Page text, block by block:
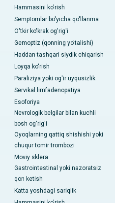
Hammasini ko'rish
Semptomlar bo'yicha qo'llanma
O'tkir ko'krak og'rig'i
Gemoptiz (qonning yo'talishi)
Haddan tashqari siydik chiqarish
Loyqa ko'rish
Paraliziya yoki og'ir uyqusizlik
Servikal limfadenopatiya
Esoforiya
Nevrologik belgilar bilan kuchli
bosh og'rig'i
Oyoqlarning qattiq shishishi yoki
chuqur tomir trombozi
Moviy sklera
Gastrointestinal yoki nazoratsiz
qon ketish
Katta yoshdagi sariqlik